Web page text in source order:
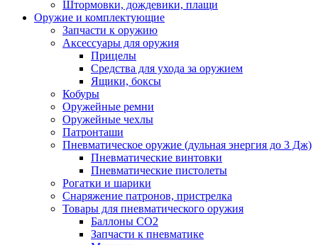
Штормовки, дождевики, плащи
Оружие и комплектующие
Запчасти к оружию
Аксессуары для оружия
Прицелы
Средства для ухода за оружием
Ящики, боксы
Кобуры
Оружейные ремни
Оружейные чехлы
Патронташи
Пневматическое оружие (дульная энергия до 3 Дж)
Пневматические винтовки
Пневматические пистолеты
Рогатки и шарики
Снаряжение патронов, пристрелка
Товары для пневматического оружия
Баллоны СО2
Запчасти к пневматике